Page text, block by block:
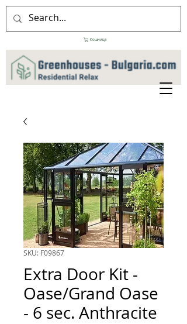
Кошница
SKU: F09867
Extra Door Kit -
Oase/Grand Oase
- 6 sec. Anthracite